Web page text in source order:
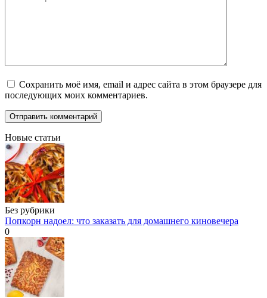
Сохранить моё имя, email и адрес сайта в этом браузере для
последующих моих комментариев.
Новые статьи
Без рубрики
Попкорн надоел: что заказать для домашнего киновечера
0